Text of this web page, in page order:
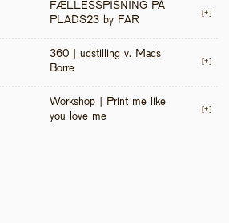
FÆLLESSPISNING PÅ
PLADS23 by FAR
[+]
360 | udstilling v. Mads
Borre
[+]
Workshop | Print me like
you love me
[+]